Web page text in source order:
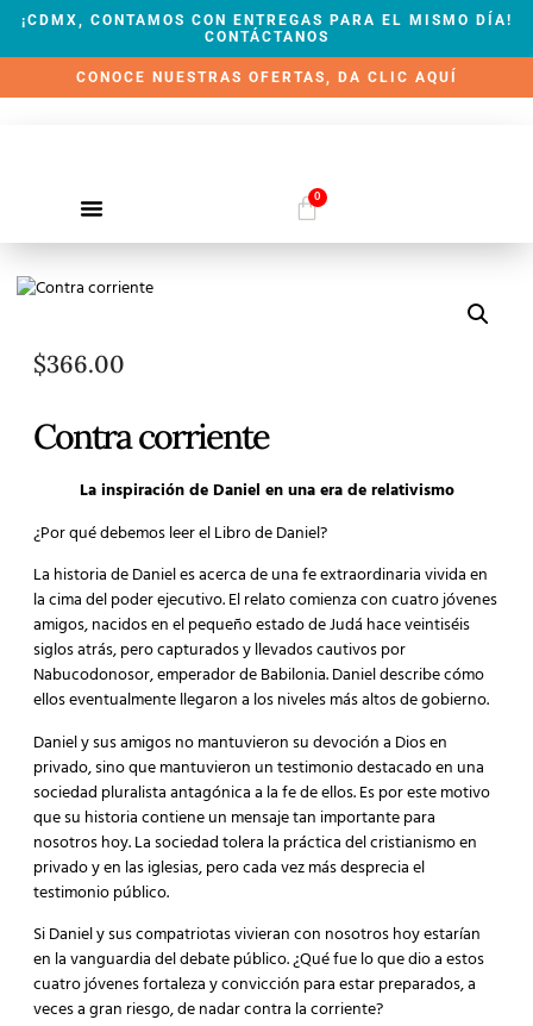
¡CDMX, CONTAMOS CON ENTREGAS PARA EL MISMO DÍA!
CONTÁCTANOS
CONOCE NUESTRAS OFERTAS, DA CLIC AQUÍ
0
$366.00
Contra corriente
La inspiración de Daniel en una era de relativismo
¿Por qué debemos leer el Libro de Daniel?
La historia de Daniel es acerca de una fe extraordinaria vivida en
la cima del poder ejecutivo. El relato comienza con cuatro jóvenes
amigos, nacidos en el pequeño estado de Judá hace veintiséis
siglos atrás, pero capturados y llevados cautivos por
Nabucodonosor, emperador de Babilonia. Daniel describe cómo
ellos eventualmente llegaron a los niveles más altos de gobierno.
Daniel y sus amigos no mantuvieron su devoción a Dios en
privado, sino que mantuvieron un testimonio destacado en una
sociedad pluralista antagónica a la fe de ellos. Es por este motivo
que su historia contiene un mensaje tan importante para
nosotros hoy. La sociedad tolera la práctica del cristianismo en
privado y en las iglesias, pero cada vez más desprecia el
testimonio público.
Si Daniel y sus compatriotas vivieran con nosotros hoy estarían
en la vanguardia del debate público. ¿Qué fue lo que dio a estos
cuatro jóvenes fortaleza y convicción para estar preparados, a
veces a gran riesgo, de nadar contra la corriente?